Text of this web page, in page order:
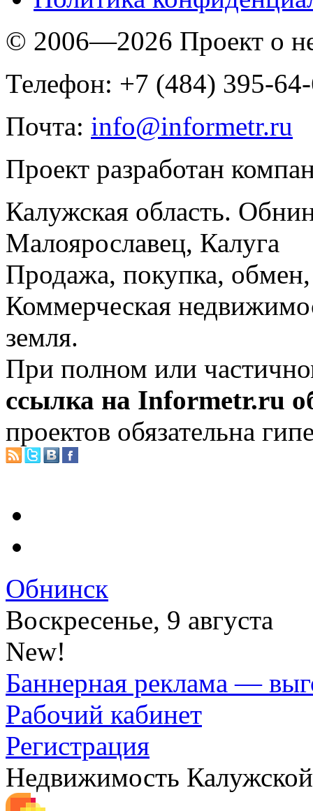
© 2006—2026 Проект о
Телефон: +7 (484) 395-
Почта: info@informetr.ru
Проект разработан
Калужская область.
Малоярославец, Калуга
Продажа, покупка, обмен,
Коммерческая
земля.
При полном или
ссылка на Informetr.ru
проектов обязательна
Обнинск
Воскресенье, 9 августа
New!
Баннерная реклама —
Рабочий кабинет
Регистрация
Недвижимость